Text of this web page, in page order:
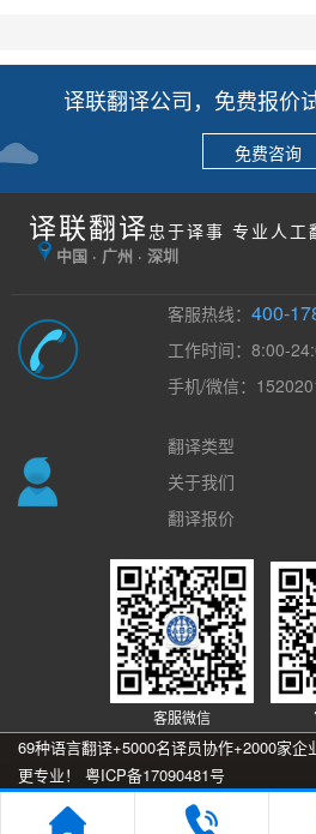
译联翻译公司，免费报价
免费咨询
译联翻译 忠于译事 专业人工
中国 · 广州 · 深圳
客服热线：400-
工作时间：8:00-
手机/微信：
翻译类型
关于我们
翻译报价
客服微信
69种语言翻译+5000名译员协作+2000家
更专业！ 粤ICP备17090481号